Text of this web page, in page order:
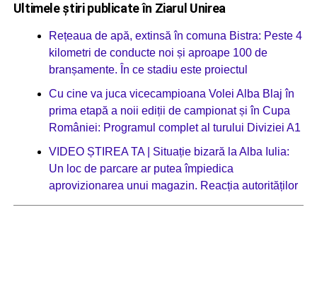
Ultimele știri publicate în Ziarul Unirea
Rețeaua de apă, extinsă în comuna Bistra: Peste 4
kilometri de conducte noi și aproape 100 de
branșamente. În ce stadiu este proiectul
Cu cine va juca vicecampioana Volei Alba Blaj în
prima etapă a noii ediții de campionat și în Cupa
României: Programul complet al turului Diviziei A1
VIDEO ȘTIREA TA | Situație bizară la Alba Iulia:
Un loc de parcare ar putea împiedica
aprovizionarea unui magazin. Reacția autorităților